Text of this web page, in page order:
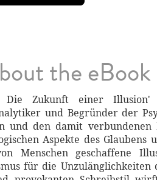
the eBook
Die Zukunft einer Illusion'
und Begründer der
und den damit verbundenen
Aspekte des Glaubens
Menschen geschaffene
für die Unzulänglichkeiten